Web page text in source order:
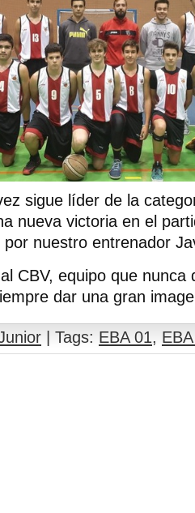
sigue líder de la
nueva victoria en el
por nuestro entrenador
CBV, equipo que nunca
dar una gran
| Tags: EBA 01,